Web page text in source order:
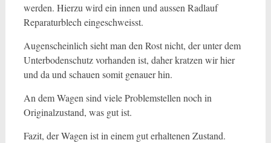
werden. Hierzu wird ein innen und aussen Radlauf
Reparaturblech eingeschweisst.
Augenscheinlich sieht man den Rost nicht, der unter dem
Unterbodenschutz vorhanden ist, daher kratzen wir hier
und da und schauen somit genauer hin.
An dem Wagen sind viele Problemstellen noch in
Originalzustand, was gut ist.
Fazit, der Wagen ist in einem gut erhaltenen Zustand.